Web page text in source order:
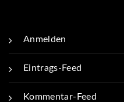
Anmelden
Eintrags-Feed
Kommentar-Feed